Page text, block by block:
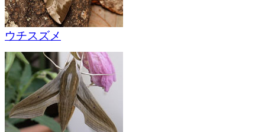
ウチスズメ